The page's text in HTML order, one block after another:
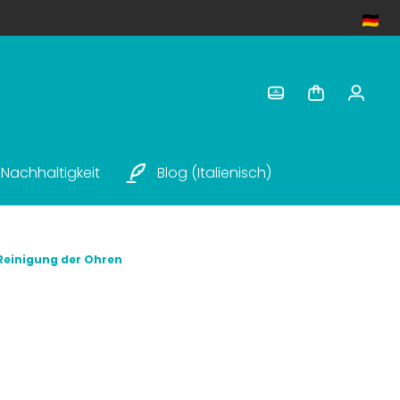
Nachhaltigkeit Blog (italienisch)
der Ohren